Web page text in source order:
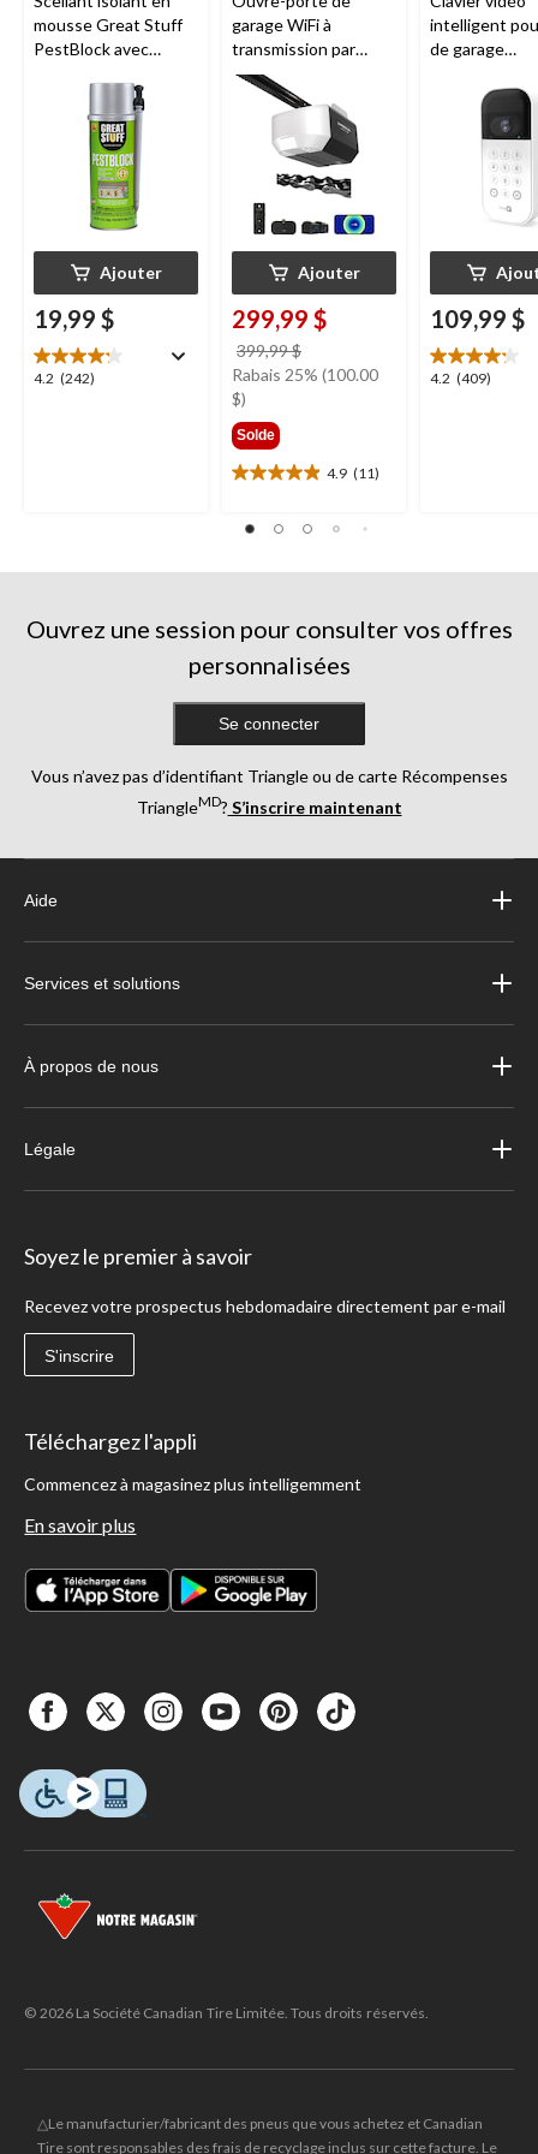
mousse Great Stuff
PestBlock avec
intelligent, usage
intérieur/extérieur, 12
Ajouter
19,99 $
4.2 (242)
4.2
garage WiFi à
transmission par
chaîne de 1/2 HP
Chamberlain
Ajouter
299,99 $
399,99 $
était
Rabais 25% (100.00
$)
Solde
4.9 (11)
4.9
sur
11
intelligent
de garage
nocturne,
aux
109,99 $
4.2 (409)
4.2
Ouvrez une session pour consulter vos offres
personnalisées
Se connecter
Vous n’avez pas d’identifiant Triangle ou de carte Récompenses
TriangleMD? S’inscrire maintenant
Aide
Services et solutions
À propos de nous
Légale
Soyez le premier à savoir
Recevez votre prospectus hebdomadaire directement par e-mail
S'inscrire
Téléchargez l'appli
Commencez à magasinez plus intelligemment
En savoir plus
© 2026 La Société Canadian Tire Limitée. Tous droits réservés.
△Le manufacturier/fabricant des pneus que vous achetez et Canadian
Tire sont responsables des frais de recyclage inclus sur cette facture. Le